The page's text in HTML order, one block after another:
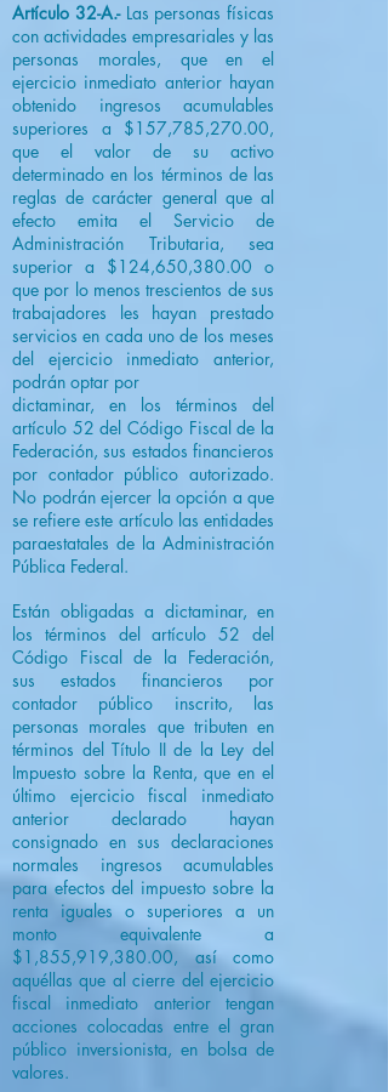
Artículo 32-A.- Las personas físicas
con actividades empresariales y las
personas morales, que en el
ejercicio inmediato anterior hayan
obtenido ingresos acumulables
superiores a $157,785,270.00,
que el valor de su activo
determinado en los términos de las
reglas de carácter general que al
efecto emita el Servicio de
Administración Tributaria, sea
superior a $124,650,380.00 o
que por lo menos trescientos de sus
trabajadores les hayan prestado
servicios en cada uno de los meses
del ejercicio inmediato anterior,
podrán optar por
dictaminar, en los términos del
artículo 52 del Código Fiscal de la
Federación, sus estados financieros
por contador público autorizado.
No podrán ejercer la opción a que
se refiere este artículo las entidades
paraestatales de la Administración
Pública Federal.
Están obligadas a dictaminar, en
los términos del artículo 52 del
Código Fiscal de la Federación,
sus estados financieros por
contador público inscrito, las
personas morales que tributen en
términos del Título II de la Ley del
Impuesto sobre la Renta, que en el
último ejercicio fiscal inmediato
anterior declarado hayan
consignado en sus declaraciones
normales ingresos acumulables
para efectos del impuesto sobre la
renta iguales o superiores a un
monto equivalente a
$1,855,919,380.00, así como
aquéllas que al cierre del ejercicio
fiscal inmediato anterior tengan
acciones colocadas entre el gran
público inversionista, en bolsa de
valores.